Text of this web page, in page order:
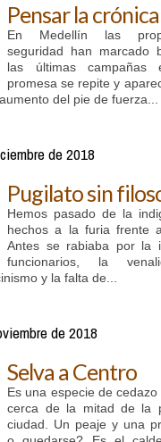
Pensar la
En Medellín las
seguridad han marcado
las últimas campañas
promesa se repite y
del pie de fuerza...
de 2018
Pugilato sin
Hemos pasado de la
hechos a la furia frente
Antes se rabiaba por la
funcionarios, la
y la falta de...
de 2018
Selva a Centro
Es una especie de
cerca de la mitad de la
ciudad. Un peaje y una